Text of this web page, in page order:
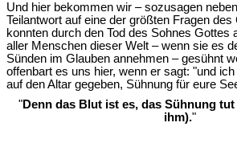
Und hier bekommen wir – sozusagen
Teilantwort auf eine der größten Fragen
konnten durch den Tod des Sohnes Gottes
aller Menschen dieser Welt – wenn sie es
Sünden im Glauben annehmen – gesühnt
offenbart es uns hier, wenn er sagt: "und
auf den Altar gegeben, Sühnung für eure
"Denn das Blut ist es, das Sühnung
ihm)."